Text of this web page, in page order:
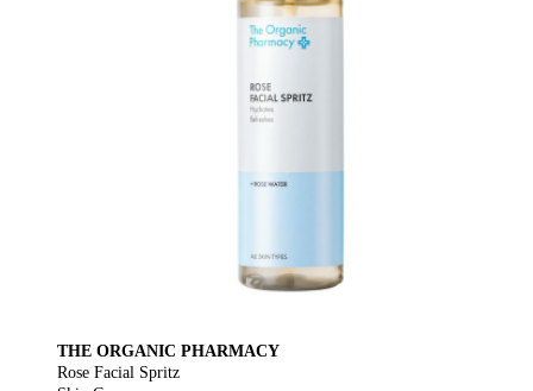
THE ORGANIC PHARMACY
Rose Facial Spritz